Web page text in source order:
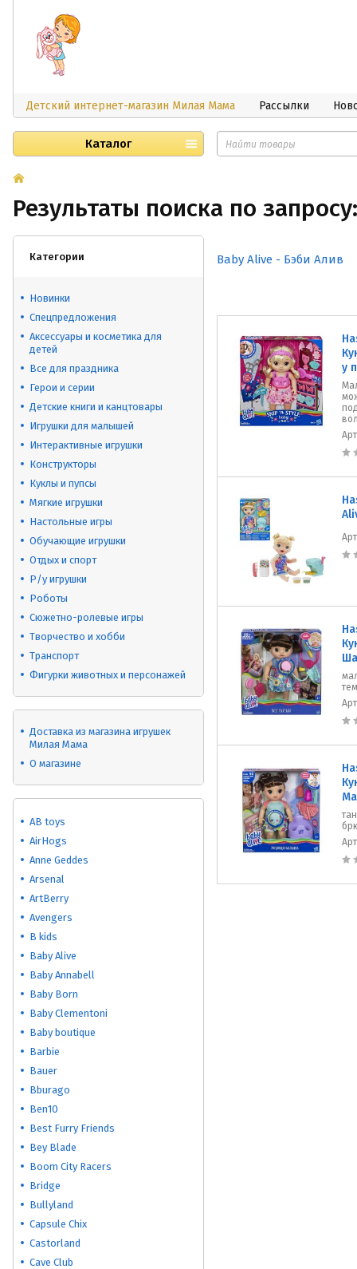
Детский интернет-магазин Милая Мама Рассылки
Каталог
Результаты поиска по
Категории
Новинки
Спецпредложения
Аксессуары и косметика для
детей
Все для праздника
Герои и серии
Детские книги и канцтовары
Игрушки для малышей
Интерактивные игрушки
Конструкторы
Куклы и пупсы
Мягкие игрушки
Настольные игры
Обучающие игрушки
Отдых и спорт
Р/у игрушки
Роботы
Сюжетно-ролевые игры
Творчество и хобби
Транспорт
Фигурки животных и персонажей
Доставка из магазина игрушек
Милая Мама
О магазине
AB toys
AirHogs
Anne Geddes
Arsenal
ArtBerry
Avengers
B kids
Baby Alive
Baby Annabell
Baby Born
Baby Clementoni
Baby boutique
Barbie
Bauer
Bburago
Ben10
Best Furry Friends
Bey Blade
Boom City Racers
Bridge
Bullyland
Capsule Chix
Castorland
Cave Club
Baby Alive - Бэби Алив
у